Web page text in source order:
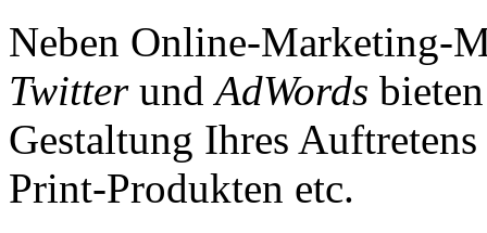
Neben Online-Marketing-
TwitterundAdWords
Gestaltung Ihres
Print-Produkten etc.